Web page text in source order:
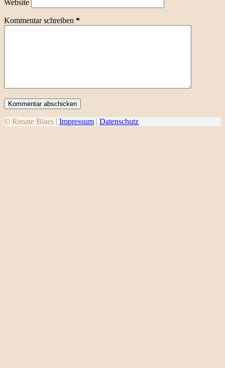
Website
Kommentar schreiben *
Kommentar abschicken
© Renate Blaes | Impressum | Datenschutz